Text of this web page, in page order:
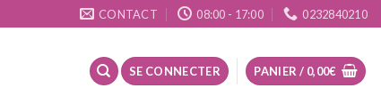
CONTACT 08:00 - 17:00 0232840210
SE CONNECTER PANIER / 0,00€